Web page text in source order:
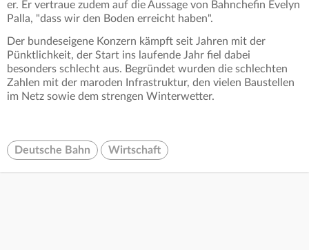
er. Er vertraue zudem auf die Aussage von Bahnchefin Evelyn
Palla, "dass wir den Boden erreicht haben".
Der bundeseigene Konzern kämpft seit Jahren mit der
Pünktlichkeit, der Start ins laufende Jahr fiel dabei
besonders schlecht aus. Begründet wurden die schlechten
Zahlen mit der maroden Infrastruktur, den vielen Baustellen
im Netz sowie dem strengen Winterwetter.
Deutsche Bahn Wirtschaft